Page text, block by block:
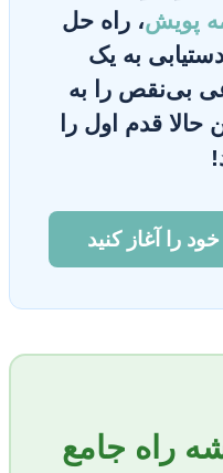
پویش، راه حل
به یک
بی‌نقص را به
حالا قدم اول را
را آغاز کنید
راه جامع